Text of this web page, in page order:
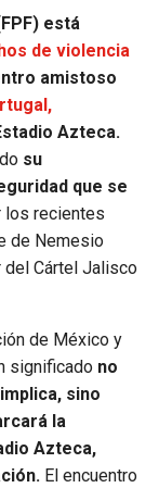
está
de violencia
amistoso
Azteca.
su
que se
los recientes
de Nemesio
del Cártel Jalisco
de México y
significado no
sino
la
Azteca,
El encuentro